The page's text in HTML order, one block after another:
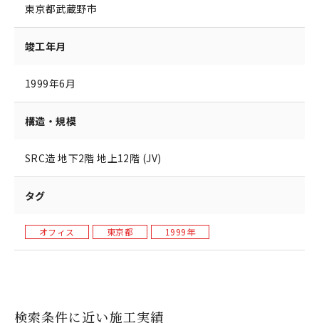
東京都武蔵野市
竣工年月
1999年6月
構造・規模
SRC造 地下2階 地上12階 (JV)
タグ
オフィス 東京都 1999年
検索条件に近い施工実績